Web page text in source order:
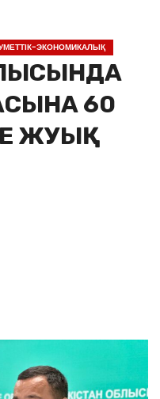
ЭКОНОМИКАЛЫҚ
60
ЖУЫҚ